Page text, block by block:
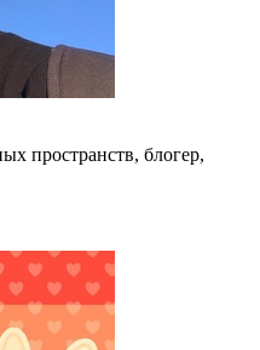
пространств, блогер,